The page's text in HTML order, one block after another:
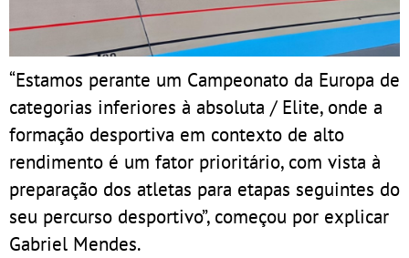
“Estamos perante um Campeonato da Europa de
categorias inferiores à absoluta / Elite, onde a
formação desportiva em contexto de alto
rendimento é um fator prioritário, com vista à
preparação dos atletas para etapas seguintes do
seu percurso desportivo”, começou por explicar
Gabriel Mendes.